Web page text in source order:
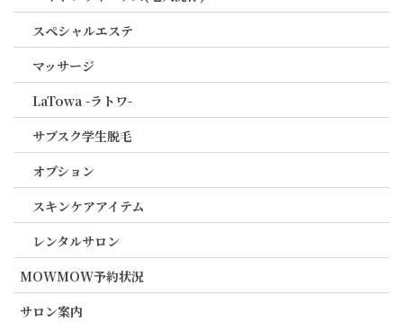
スペシャルエステ
マッサージ
LaTowa -ラトワ-
サブスク学生脱毛
オプション
スキンケアアイテム
レンタルサロン
MOWMOW予約状況
サロン案内